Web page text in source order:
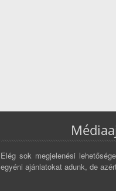
Elég sok megjelenési
egyéni ajánlatokat adunk, de